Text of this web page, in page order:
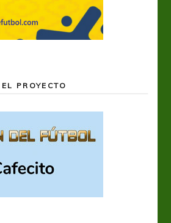
PROYECTO